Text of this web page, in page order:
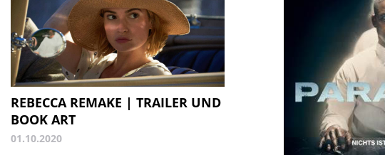
REBECCA REMAKE | TRAILER UND
BOOK ART
01.10.2020